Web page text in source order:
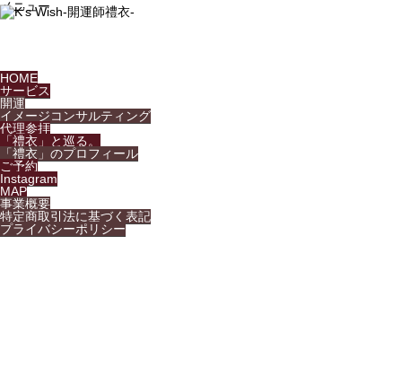
メニュー
HOME
サービス
開運
イメージコンサルティング
代理参拝
「禮衣」と巡る。
「禮衣」のプロフィール
ご予約
Instagram
MAP
事業概要
特定商取引法に基づく表記
プライバシーポリシー